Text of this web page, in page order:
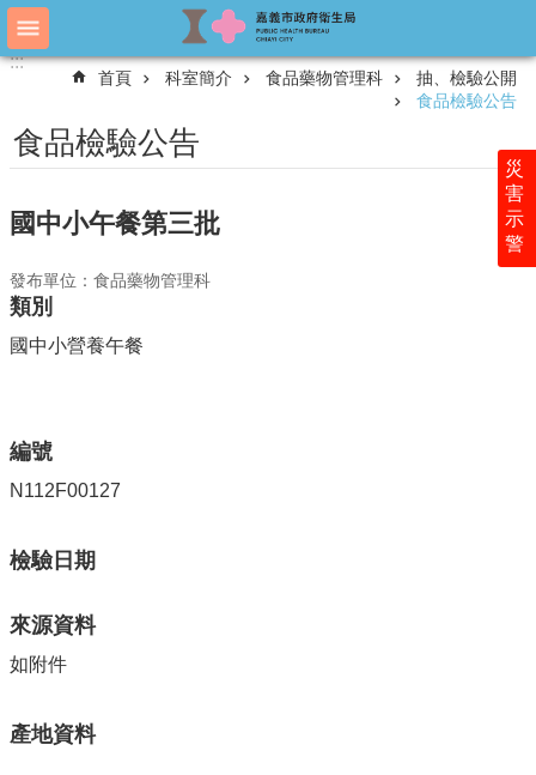
跳到主要內容區塊
進
認
衛
生
局
介
附
位
公
開
資
公
:::
災
害
示
警
:::
首頁 科室簡介 食品藥物管理科
抽、檢驗公開
食品檢驗公告
食品檢驗公告
國中小午餐第三批
發布單位：食品藥物管理科
類別
國中小營養午餐
編號
N112F00127
檢驗日期
來源資料
如附件
產地資料